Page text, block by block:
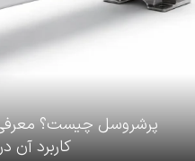
پرشروسل چیست؟
کاربرد آن